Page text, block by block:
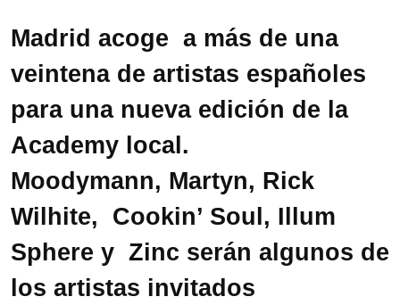
Madrid acoge a más de una
veintena de artistas españoles
para una nueva edición de la
Academy local.
Moodymann, Martyn, Rick
Wilhite, Cookin’ Soul, Illum
Sphere y Zinc serán algunos de
los artistas invitados